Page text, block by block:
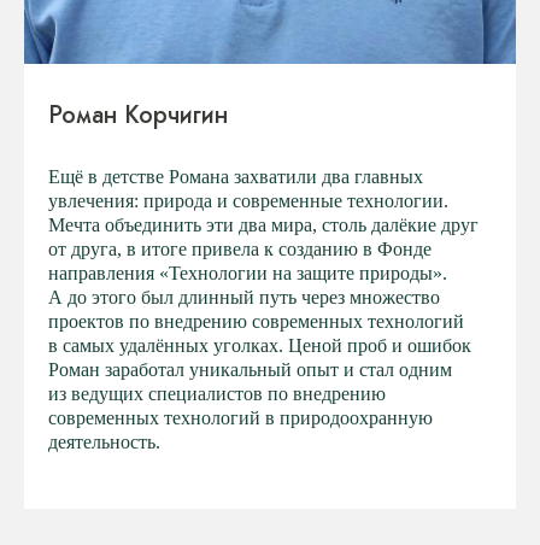
Роман Корчигин
Ещё в детстве Романа захватили два главных
увлечения: природа и современные технологии.
Мечта объединить эти два мира, столь далёкие друг
от друга, в итоге привела к созданию в Фонде
направления «Технологии на защите природы».
А до этого был длинный путь через множество
проектов по внедрению современных технологий
в самых удалённых уголках. Ценой проб и ошибок
Роман заработал уникальный опыт и стал одним
из ведущих специалистов по внедрению
современных технологий в природоохранную
деятельность.